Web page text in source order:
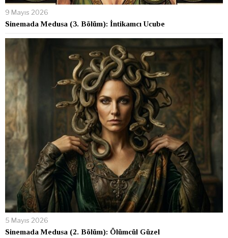
9 Mayıs 2026
Sinemada Medusa (3. Bölüm): İntikamcı Ucube
5 Mayıs 2026
Sinemada Medusa (2. Bölüm): Ölümcül Güzel